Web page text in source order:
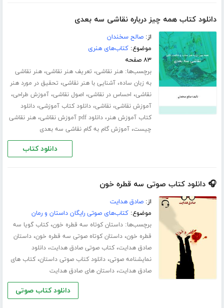
دانلود کتاب همه چیز درباره نقاشی سه بعدی
از:صالح سخندان
موضوع:کتاب‌های هنری
۸۳ صفحه
برچسب‌ها:هنر نقاشی، تعریف هنر نقاشی،هنر نقاشی
به زبان ساده،آشنایی با هنر نقاشی، تحقیق در مورد هنر
نقاشی، احساس در نقاشی، اصول نقاشی،آموزش طراحی،
آموزش نقاشی،نقاشی،دانلود کتاب آموزشی،دانلود
کتاب آموزش هنر،دانلود ‌pdf آموزش نقاشی ،هنر نقاشی
چیست،آموزش گام به گام نقاشی سه بعدی
دانلود کتاب
🎧 دانلود کتاب صوتی سه قطره خون
از:صادق هدایت
موضوع:کتاب‌های صوتی رایگان داستان و رمان
برچسب‌ها:داستان کوتاه سه قطره خون،کتاب گویا سه
قطره خون،داستان کوتاه صوتی سه قطره خون،داستان
صادق هدایت،کتاب صوتی صادق هدایت،دانلود
نمایشنامه صوتی،دانلود کتاب صوتی داستان،کتاب های
صادق هدایت،داستان های صادق هدایت
دانلود کتاب صوتی